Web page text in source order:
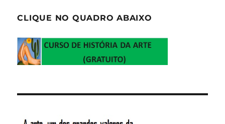
CLIQUE NO QUADRO ABAIXO